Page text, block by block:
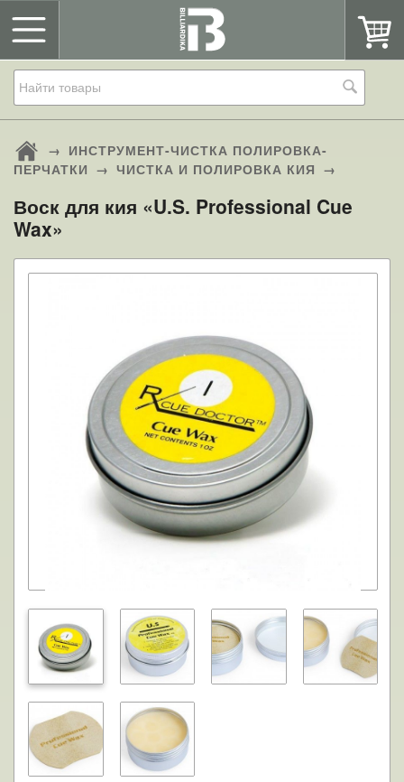
→ ИНСТРУМЕНТ-ЧИСТКА ПОЛИРОВКА-
ПЕРЧАТКИ → ЧИСТКА И ПОЛИРОВКА КИЯ →
Воск для кия «U.S. Professional Cue
Wax»